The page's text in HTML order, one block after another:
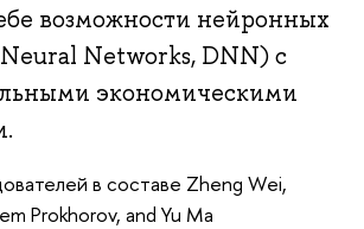
возможности нейронных
Networks, DNN) с
экономическими
в составе Zheng Wei,
Prokhorov, and Yu Ma